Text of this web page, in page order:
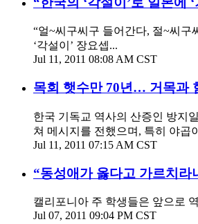
“얼~씨구씨구 들어간다, 절~씨구
‘각설이’ 장요셉...
Jul 11, 2011 08:08 AM CST
목회 햇수만 70년… 거목과
한국 기독교 역사의 산증인 방지
쳐 메시지를 전했으며, 특히 야곱
Jul 11, 2011 07:15 AM CST
“동성애가 옳다고 가르치
캘리포니아 주 학생들은 앞으로
Jul 07, 2011 09:04 PM CST